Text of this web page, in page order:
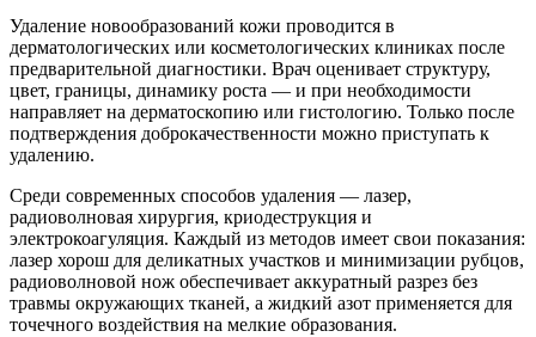
Удаление новообразований кожи проводится в
дерматологических или косметологических клиниках после
предварительной диагностики. Врач оценивает структуру,
цвет, границы, динамику роста — и при необходимости
направляет на дерматоскопию или гистологию. Только после
подтверждения доброкачественности можно приступать к
удалению.
Среди современных способов удаления — лазер,
радиоволновая хирургия, криодеструкция и
электрокоагуляция. Каждый из методов имеет свои показания:
лазер хорош для деликатных участков и минимизации рубцов,
радиоволновой нож обеспечивает аккуратный разрез без
травмы окружающих тканей, а жидкий азот применяется для
точечного воздействия на мелкие образования.